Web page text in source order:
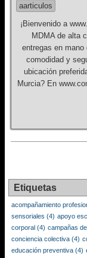
aarticulos
¡Bienvenido a
MDMA de alta
entregas en
comodidad y
ubicación
Murcia? En
Etiquetas
acompañamiento
sensoriales (4) apoyo
corporal (4) campañas
conciencia colectiva (4)
educación preventiva (4)